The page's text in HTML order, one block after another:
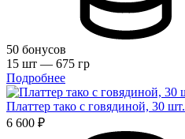
50 бонусов
15 шт — 675 гр
Подробнее
Платтер тако с говядиной, 30 шт.
6 600 ₽